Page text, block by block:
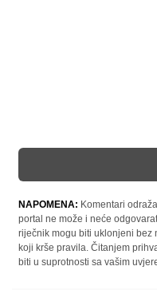
NAPOMENA: Komentari
portal ne može i neće
riječnik mogu biti uklonjeni bez
koji krše pravila. Čitanjem
biti u suprotnosti sa vašim